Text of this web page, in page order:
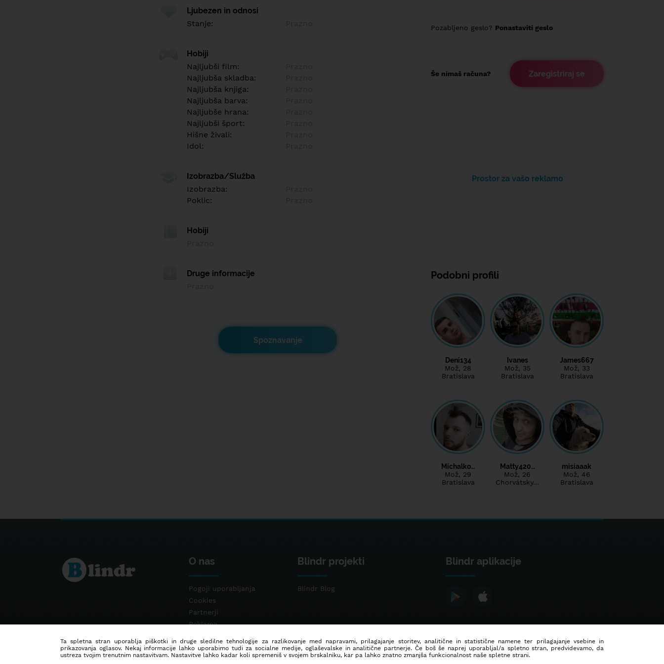
Ljubezen in odnosi
Stanje:
Hobiji
Najljubši film:
Najljubša skladba:
Najljubša knjiga:
Najljubša barva:
Najljubše hrana:
Najljubši šport:
Hišne živali:
Idol:
Izobrazba/Služba
Izobrazba:
Poklic:
Hobiji
Druge informacije
Spoznavanje
Pozabljeno geslo? Ponastaviti geslo
Še nimaš računa? Zaregistriraj se
Prostor za vašo reklamo
Podobni profili
Deni134
Mož, 28
Bratislava
Ivanes
Mož, 35
Bratislava
James667
Mož, 33
Bratislava
Michalko…
Mož, 29
Bratislava
Matty420…
Mož, 26
Chorvátsky…
misiaaak
Mož, 46
Bratislava
O nas
Pogoji uporabljanja
Cookies
Partnerji
Reklama
Blindr projekti
Blindr Blog
Blindr aplikacije
Ta spletna stran uporablja piškotki in druge sledilne tehnologije za razlikovanje med napravami, prilagajanje storitev, analitične in statistične namene ter prilagajanje vsebine in
prikazovanja oglasov. Nekaj informacije lahko uporabimo tudi za socialne medije, oglaševalske in analitične partnerje. Če boš še naprej uporabljal/a spletno stran, predvidevamo, da
ustreza tvojim trenutnim nastavitvam. Nastavitve lahko kadar koli spremeniš v svojem brskalniku, kar pa lahko znatno zmanjša funkcionalnost naše spletne strani.